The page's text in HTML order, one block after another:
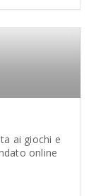
ai giochi e
online